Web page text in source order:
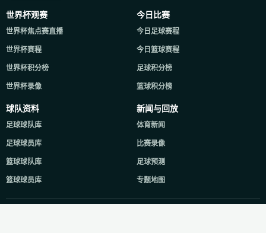
世界杯观赛
世界杯焦点赛直播
世界杯赛程
世界杯积分榜
世界杯录像
今日比赛
今日足球赛程
今日篮球赛程
足球积分榜
篮球积分榜
球队资料
足球球队库
足球球员库
篮球球队库
篮球球员库
新闻与回放
体育新闻
比赛录像
足球预测
专题地图